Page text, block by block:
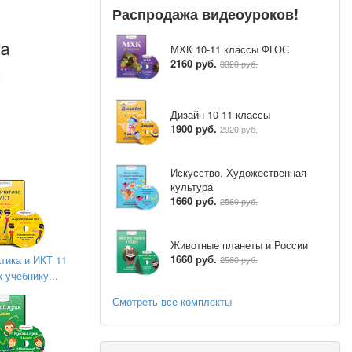
в
открыты
в Парк
объявлен
и ИКТ 11
учебнику...
Распродажа видеоуроков!
МХК 10-11 классы ФГОС
2160 руб. 3320 руб.
Дизайн 10-11 классы
1900 руб. 2920 руб.
Искусство. Художественная
культура
1660 руб. 2560 руб.
Животные планеты и России
1660 руб. 2560 руб.
Смотреть все комплекты